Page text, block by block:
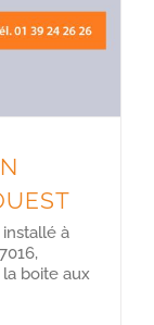
à
boite aux